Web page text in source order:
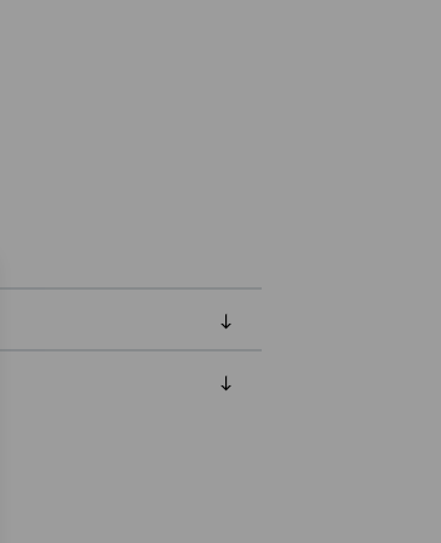
Veselības un higiēnas
kas tiek atdoti